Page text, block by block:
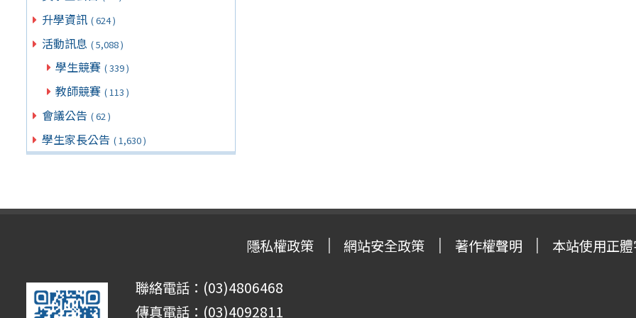
升學資訊 ( 624 )
活動訊息 ( 5,088 )
學生競賽 ( 339 )
教師競賽 ( 113 )
會議公告 ( 62 )
學生家長公告 ( 1,630 )
隱私權政策 網站安全政策 著作權聲明 本站使用正
聯絡電話：(03)4806468
傳真電話：(03)4092811